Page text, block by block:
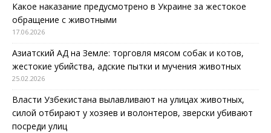
Какое наказание предусмотрено в Украине за жестокое
обращение с животными
17.06.2026
Азиатский АД на Земле: торговля мясом собак и котов,
жестокие убийства, адские пытки и мучения животных
25.02.2026
Власти Узбекистана вылавливают на улицах животных,
силой отбирают у хозяев и волонтеров, зверски убивают
посреди улиц